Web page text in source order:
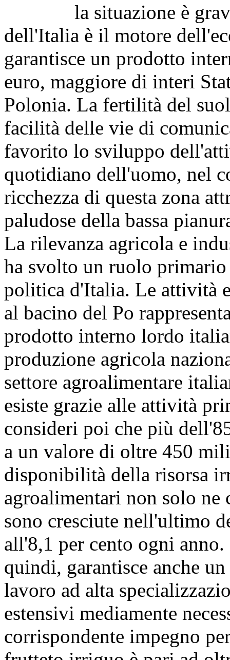
la situazione è grave
dell'Italia è il motore
garantisce un prodotto
euro, maggiore di interi
Polonia. La fertilità del
facilità delle vie di
favorito lo sviluppo
quotidiano dell'uomo, nel
ricchezza di questa zona
paludose della bassa
La rilevanza agricola e
ha svolto un ruolo
politica d'Italia. Le attività
al bacino del Po
prodotto interno lordo
produzione agricola
settore agroalimentare
esiste grazie alle attività
consideri poi che più
a un valore di oltre 450
disponibilità della risorsa
agroalimentari non solo ne
sono cresciute nell'ultimo
all'8,1 per cento ogni
quindi, garantisce anche
lavoro ad alta
estensivi mediamente
corrispondente impegno